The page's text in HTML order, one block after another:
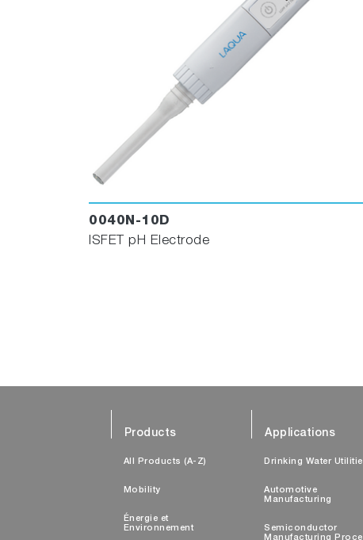
0040N-10D
ISFET pH Electrode
Products
All Products (A-Z)
Mobility
Énergie et
Environnement
Applications
Drinking Water
Automotive
Manufacturing
Semiconductor
Manufacturing